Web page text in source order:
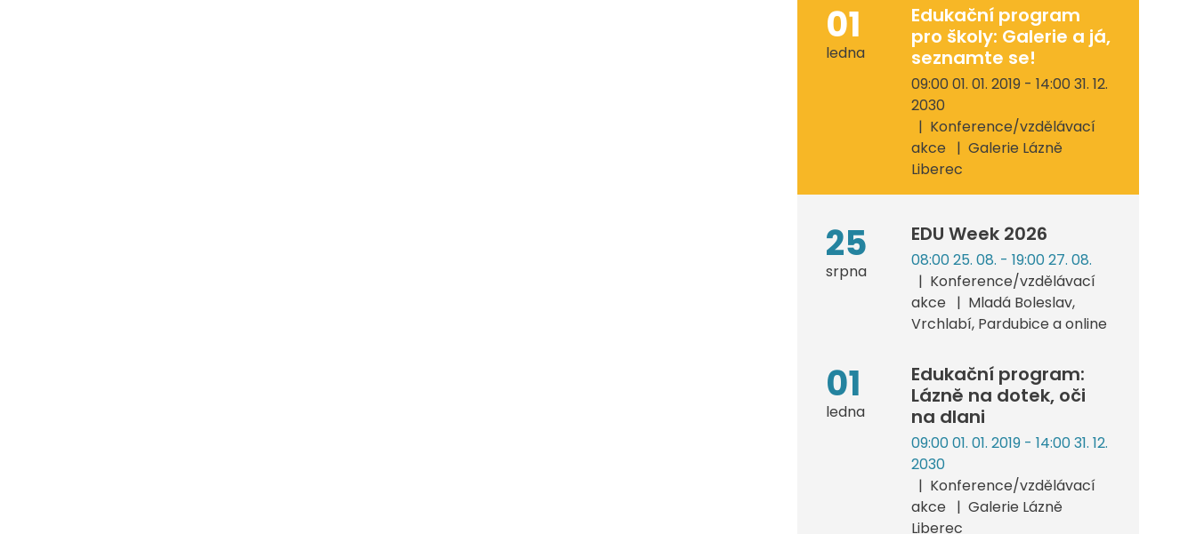
01
ledna
Edukační program
pro školy: Galerie a já,
seznamte se!
09:00 01. 01. 2019 - 14:00 31. 12.
2030
Konference/vzdělávací
akce
Galerie Lázně
Liberec
25
srpna
EDU Week 2026
08:00 25. 08. - 19:00 27. 08.
Konference/vzdělávací
akce
Mladá Boleslav,
Vrchlabí, Pardubice a online
01
ledna
Edukační program:
Lázně na dotek, oči
na dlani
09:00 01. 01. 2019 - 14:00 31. 12.
2030
Konference/vzdělávací
akce
Galerie Lázně
Liberec